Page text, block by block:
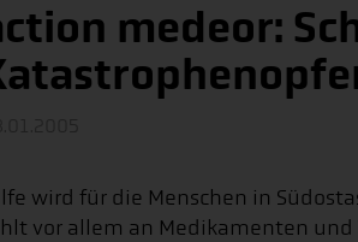
medeor:
wird für die Menschen in
vor allem an Medikamenten und